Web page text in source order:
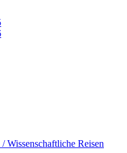
Wissenschaftliche Reisen